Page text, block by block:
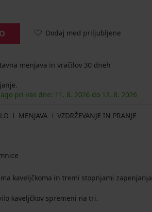
Dodaj med priljubljene
menjava in vračilov 30 dneh
pri vas dne: 11. 8. 2026 do 12. 8. 2026
MENJAVA
VZDRŽEVANJE IN PRANJE
kaveljčkoma in tremi stopnjami zapenjanja
kaveljčkov spremeni na tri.